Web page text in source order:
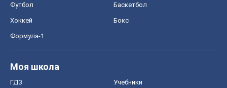
Футбол Баскетбол
Хоккей Бокс
Формула-1
Моя школа
ГДЗ Учебники